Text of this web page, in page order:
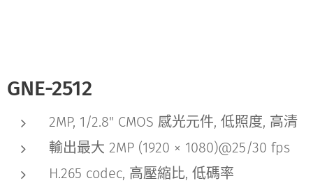
GNE-2512
2MP, 1/2.8" CMOS 感光元件, 低照度, 高清
輸出最大 2MP (1920 × 1080)@25/30 fps
H.265 codec, 高壓縮比, 低碼率